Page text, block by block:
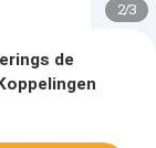
2/3
de